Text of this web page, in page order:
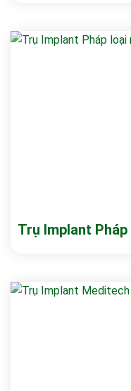
Trụ Implant